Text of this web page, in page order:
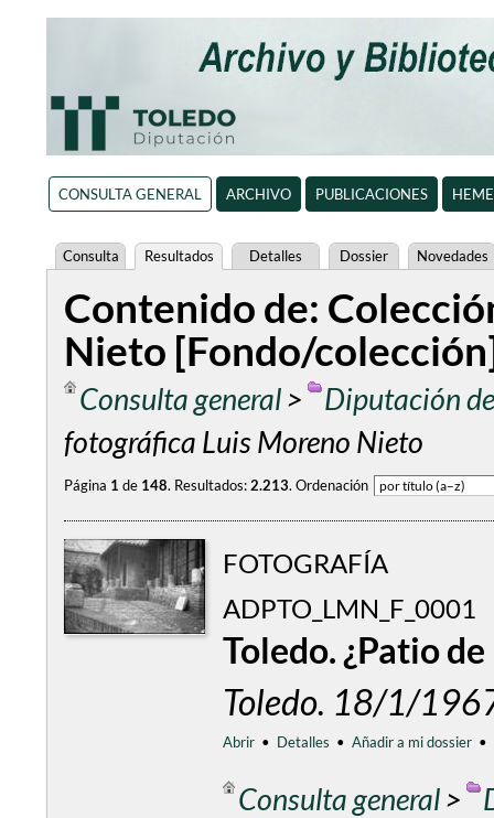
CONSULTA GENERAL ARCHIVO PUBLICACIONES
Consulta Resultados Detalles Dossier Novedades
Contenido de:
Nieto [Fondo/
Consulta general>
Diputación
fotográfica Luis Moreno Nieto
Página 1 de 148. Resultados:2.213. Ordenación
FOTOGRAFÍA
ADPTO_LMN_F_0001
Toledo. ¿Patio
Toledo. 18/1/
Abrir • Detalles • Añadir a mi dossier •
Consulta general>